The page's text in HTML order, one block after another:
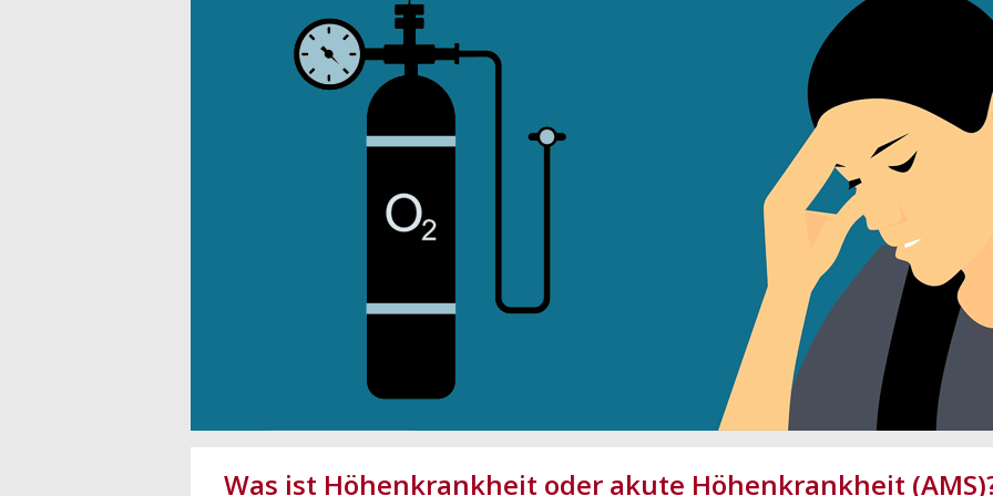
Was ist Höhenkrankheit oder akute Höhenkrankheit